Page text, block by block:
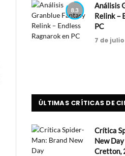
8.3
Análisis
Relink –
PC
7 de
ÚLTIMAS CRÍTICAS DE
Crítica
New
Cretton,